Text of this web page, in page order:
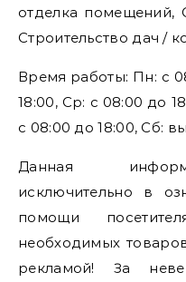
отделка помещений,
Строительство дач /
Время работы: Пн: с
18:00, Ср: с 08:00 до
с 08:00 до 18:00, Сб:
Данная
исключительно в
помощи
необходимых
рекламой! За